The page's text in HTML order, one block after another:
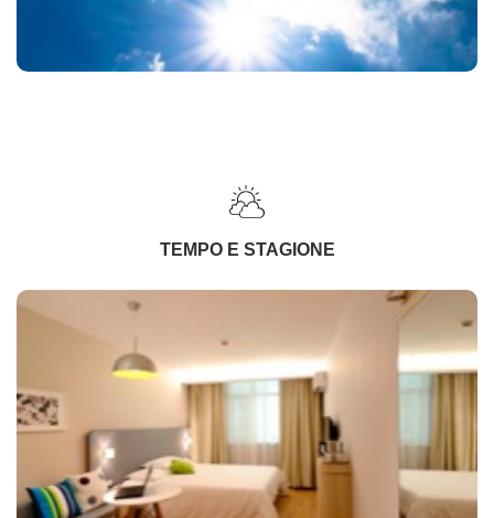
TEMPO E STAGIONE